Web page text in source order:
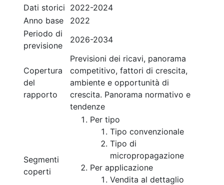
Dati storici 2022-2024
Anno base
2022
Periodo di
previsione
2026-2034
Copertura
del
rapporto
Previsioni dei ricavi, panorama
competitivo, fattori di crescita,
ambiente e opportunità di
crescita. Panorama normativo e
tendenze
Segmenti
coperti
Per tipo
Tipo convenzionale
Tipo di
micropropagazione
Per applicazione
Vendita al dettaglio